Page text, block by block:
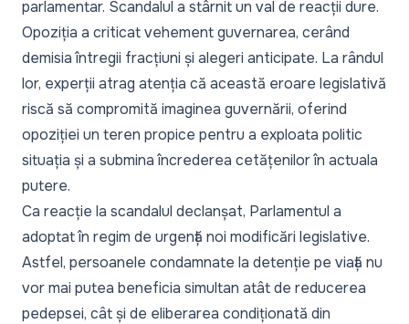
parlamentar. Scandalul a stârnit un val de reacții dure.
Opoziția a criticat vehement guvernarea, cerând
demisia întregii fracțiuni și alegeri anticipate. La rândul
lor, experții atrag atenția că această eroare legislativă
riscă să compromită imaginea guvernării, oferind
opoziției un teren propice pentru a exploata politic
situația și a submina încrederea cetățenilor în actuala
putere.
Ca reacție la scandalul declanșat, Parlamentul a
adoptat în regim de urgență noi modificări legislative.
Astfel, persoanele condamnate la detenție pe viață nu
vor mai putea beneficia simultan atât de reducerea
pedepsei, cât și de eliberarea condiționată din